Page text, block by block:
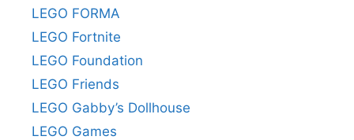
LEGO FORMA
LEGO Fortnite
LEGO Foundation
LEGO Friends
LEGO Gabby’s Dollhouse
LEGO Games